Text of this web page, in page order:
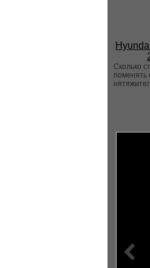
Сколько
поменять